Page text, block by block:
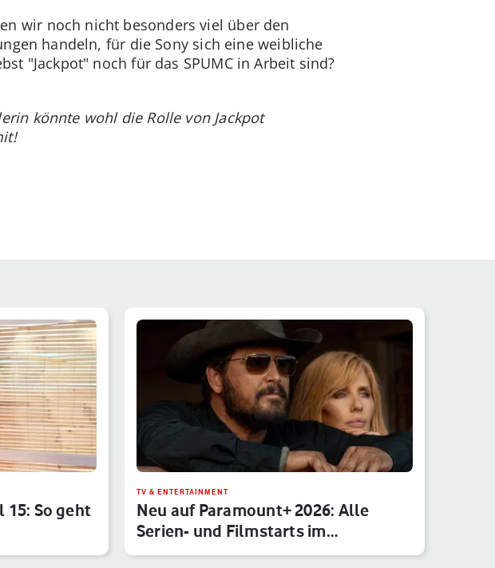
wir noch nicht besonders viel über den
handeln, für die Sony sich eine weibliche
"Jackpot" noch für das SPUMC in Arbeit sind?
könnte wohl die Rolle von Jackpot
15: So geht
TV & ENTERTAINMENT
Neu auf Paramount+ 2026: Alle
Serien- und Filmstarts im
Monatsübe…